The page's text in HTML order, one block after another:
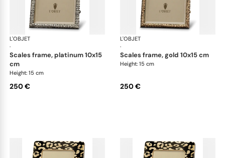
L'OBJET
·
Picture Frames
scales frame, platinum 10x15
cm
Height: 15 cm
250 €
L'OBJET
·
scales frame, gold 10x15 cm
Height: 15 cm
250 €